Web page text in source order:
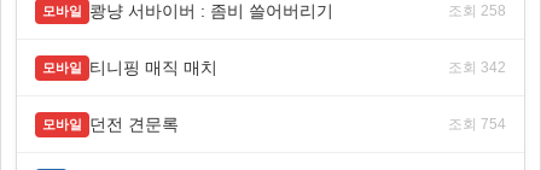
모바일 쾅냥 서바이버 : 좀비 쓸어버리기 조회 258
모바일 티니핑 매직 매치 조회 342
모바일 던전 견문록 조회 754